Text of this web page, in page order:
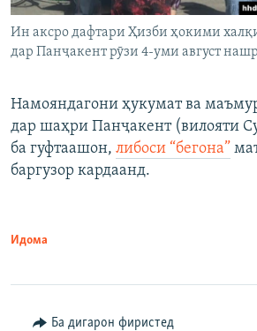
Ин аксро дафтари Ҳизби ҳокими
дар Панҷакент рӯзи 4-уми август
Намояндагони ҳукумат ва
дар шаҳри Панҷакент (вилояти
ба гуфтаашон, либоси “бегона”
баргузор кардаанд.
Идома
Ба дигарон фиристед